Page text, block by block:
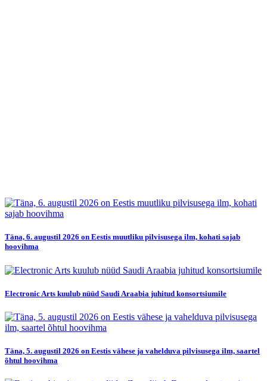
Täna, 6. augustil 2026 on Eestis muutliku pilvisusega ilm, kohati sajab
hoovihma
Electronic Arts kuulub nüüd Saudi Araabia juhitud konsortsiumile
Täna, 5. augustil 2026 on Eestis vähese ja vahelduva pilvisusega ilm, saartel
õhtul hoovihma